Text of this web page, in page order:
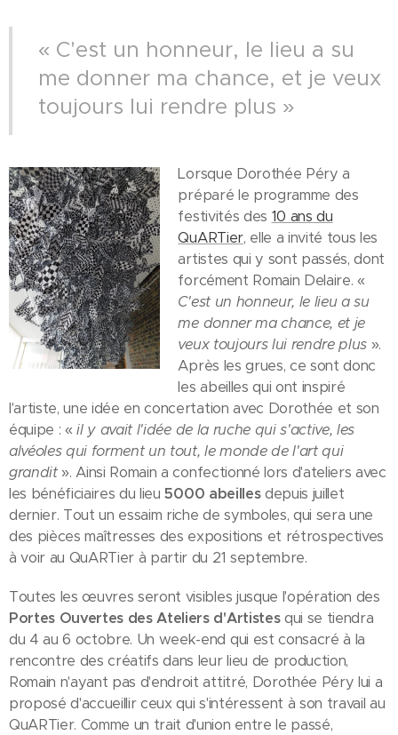
« C'est un honneur, le lieu a su
me donner ma chance, et je veux
toujours lui rendre plus »
Lorsque Dorothée Péry a
préparé le programme des
festivités des 10 ans du
QuARTier, elle a invité tous les
artistes qui y sont passés, dont
forcément Romain Delaire. «
C'est un honneur, le lieu a su
me donner ma chance, et je
veux toujours lui rendre plus».
Après les grues, ce sont donc
les abeilles qui ont inspiré
l'artiste, une idée en concertation avec Dorothée et son
équipe : « il y avait l'idée de la ruche qui s'active, les
alvéoles qui forment un tout, le monde de l'art qui
grandit». Ainsi Romain a confectionné lors d'ateliers avec
les bénéficiaires du lieu5000 abeillesdepuis juillet
dernier. Tout un essaim riche de symboles, qui sera une
des pièces maîtresses des expositions et rétrospectives
à voir au QuARTier à partir du 21 septembre.
Toutes les œuvres seront visibles jusque l'opération des
Portes Ouvertes des Ateliers d'Artistesqui se tiendra
du 4 au 6 octobre. Un week-end qui est consacré à la
rencontre des créatifs dans leur lieu de production,
Romain n'ayant pas d'endroit attitré, Dorothée Péry lui a
proposé d'accueillir ceux qui s'intéressent à son travail au
QuARTier. Comme un trait d'union entre le passé,